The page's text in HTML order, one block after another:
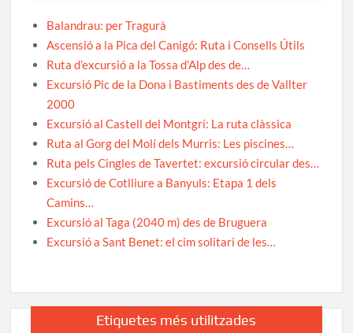
Balandrau: per Tragurà
Ascensió a la Pica del Canigó: Ruta i Consells Útils
Ruta d’excursió a la Tossa d’Alp des de…
Excursió Pic de la Dona i Bastiments des de Vallter
2000
Excursió al Castell del Montgrí: La ruta clàssica
Ruta al Gorg del Molí dels Murris: Les piscines…
Ruta pels Cingles de Tavertet: excursió circular des…
Excursió de Cotlliure a Banyuls: Etapa 1 dels
Camins…
Excursió al Taga (2040 m) des de Bruguera
Excursió a Sant Benet: el cim solitari de les…
Etiquetes més utilitzades